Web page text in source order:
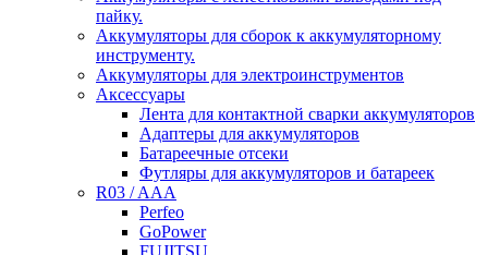
пайку.
Аккумуляторы для сборок к аккумуляторному
инструменту.
Аккумуляторы для электроинструментов
Аксессуары
Лента для контактной сварки аккумуляторов
Адаптеры для аккумуляторов
Батареечные отсеки
Футляры для аккумуляторов и батареек
R03 / AAA
Perfeo
GoPower
FUJITSU